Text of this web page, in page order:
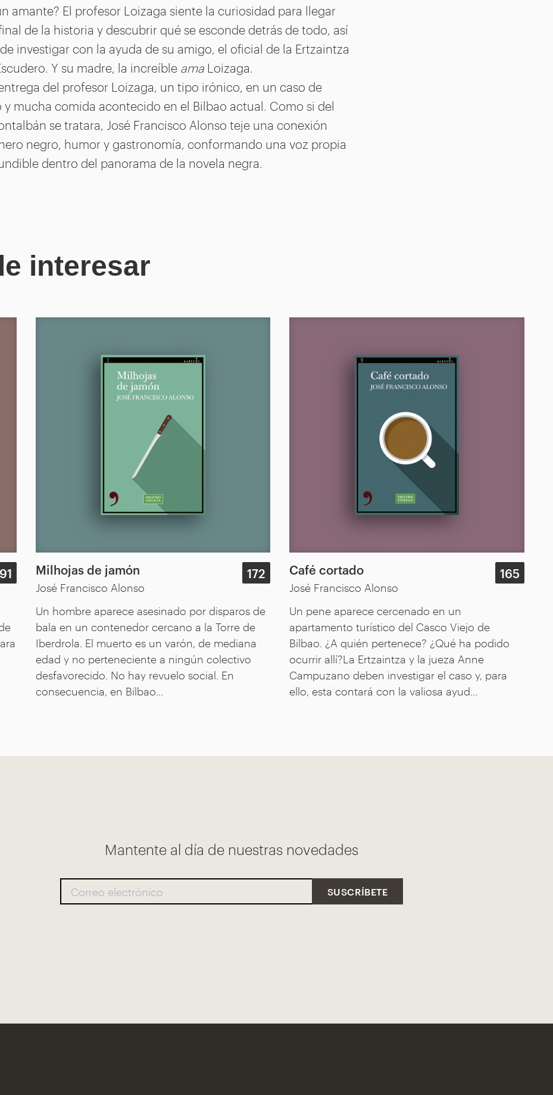
amante? El profesor Loizaga siente la curiosidad para llegar
de la historia y descubrir qué se esconde detrás de todo, así
investigar con la ayuda de su amigo, el oficial de la Ertzaintza
Y su madre, la increíble ama Loizaga.
del profesor Loizaga, un tipo irónico, en un caso de
y mucha comida acontecido en el Bilbao actual. Como si del
se tratara, José Francisco Alonso teje una conexión
negro, humor y gastronomía, conformando una voz propia
dentro del panorama de la novela negra.
interesar
Milhojas de jamón
José Francisco Alonso
172
Un hombre aparece asesinado por disparos de
bala en un contenedor cercano a la Torre de
Iberdrola. El muerto es un varón, de mediana
edad y no perteneciente a ningún colectivo
desfavorecido. No hay revuelo social. En
consecuencia, en Bilbao...
Café cortado
José Francisco Alonso
165
Un pene aparece cercenado en un
apartamento turístico del Casco Viejo de
Bilbao. ¿A quién pertenece? ¿Qué ha podido
ocurrir allí?La Ertzaintza y la jueza Anne
Campuzano deben investigar el caso y, para
ello, esta contará con la valiosa ayud...
Mantente al día de nuestras novedades